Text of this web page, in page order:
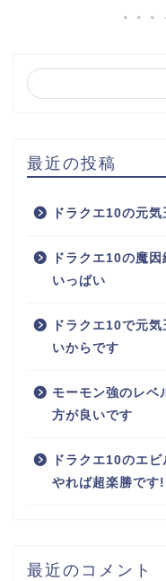
最近の投稿
ドラクエ10の元
ドラクエ10の魔
いっぱい
ドラクエ10で元
いからです
モーモン強のレベ
方が良いです
ドラクエ10のエ
やれば超楽勝です!
最近のコメント